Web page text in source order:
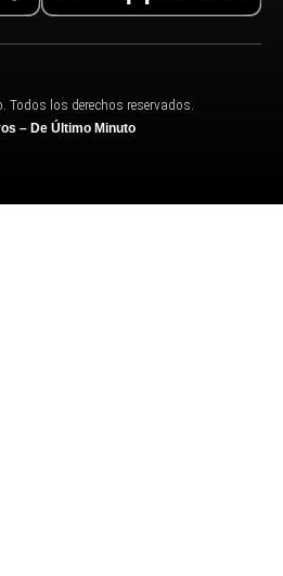
Todos los derechos reservados.
– De Último Minuto